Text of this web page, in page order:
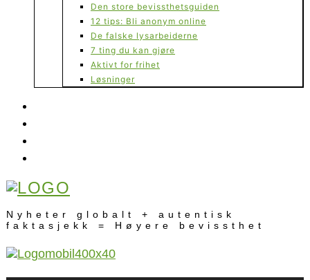
Den store bevissthetsguiden
12 tips: Bli anonym online
De falske lysarbeiderne
7 ting du kan gjøre
Aktivt for frihet
Løsninger
Nyheter globalt + autentisk
faktasjekk = Høyere bevissthet